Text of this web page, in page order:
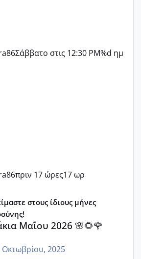
Σάββατο στις 12:30 PM%d ημ
πριν 17 ώρες17 ωρ
🌸🌻🌹
στους ίδιους μήνες
Μαΐου 2026 🌸🌻🌹
Οκτωβρίου, 2025